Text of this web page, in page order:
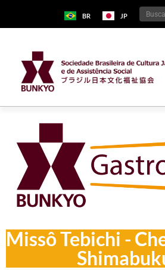
BR JP
Missô Tebichi -